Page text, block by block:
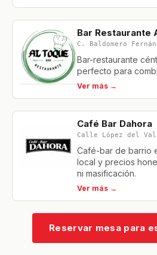
Bar Restaurante
C. Baldomero
Bar-restaurante
perfecto para
Ver más →
Café Bar Dahora
Calle López del
Café-bar de barrio
local y precios
ni masificación.
Ver más →
Reservar mesa para